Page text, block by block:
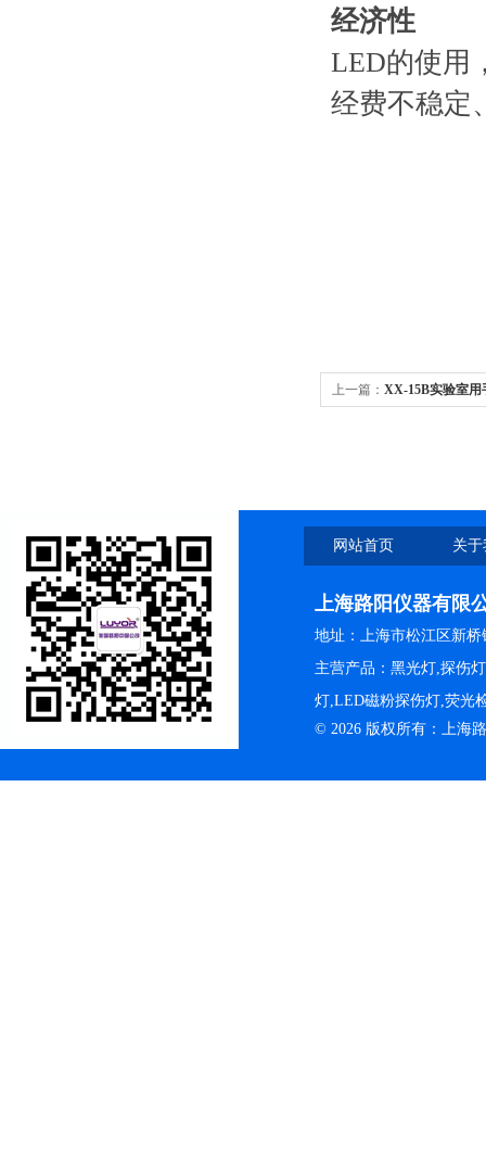
经济性
LED的使用
经费不稳定
上一篇： XX-15B实验室用
网站首页 关
上海路阳仪器有限
地址：上海市松江区新桥
主营产品：黑光灯,探伤
灯,LED磁粉探伤灯,荧光
© 2026 版权所有：上海